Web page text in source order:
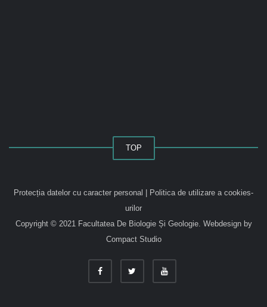
TOP
Protecția datelor cu caracter personal | Politica de utilizare a cookies-
urilor
Copyright © 2021 Facultatea De Biologie Și Geologie. Webdesign by
Compact Studio